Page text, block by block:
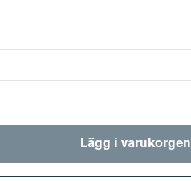
Lägg i varukorgen